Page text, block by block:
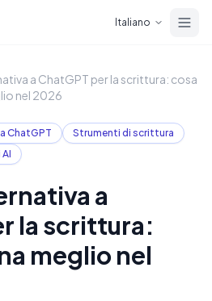
Italiano
a ChatGPT per la scrittura: cosa
nel 2026
ChatGPT
Strumenti di scrittura
a
la scrittura:
meglio nel